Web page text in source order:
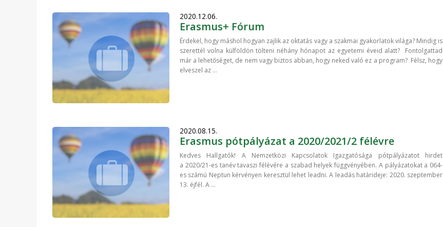
2020.12.06.
Erasmus+ Fórum
Érdekel, hogy máshol hogyan zajlik az oktatás vagy a szakmai gyakorlatok világa? Mindig is
szerettél volna külföldön tölteni néhány hónapot az egyetemi éveid alatt? Fontolgattad
már a lehetőséget, de nem vagy biztos abban, hogy neked való ez a program? Félsz, hogy
elveszel az ...
2020.08.15.
Erasmus pótpályázat a 2020/2021/2 félévre
Kedves Hallgatók! A Nemzetközi Kapcsolatok Igazgatósága pótpályázatot hirdet
a 2020/21-es tanév tavaszi félévére a szabad helyek függvényében. A pályázatokat a 064-
es számú Neptun kérvényen keresztül lehet leadni. A leadás határideje: 2020. szeptember
13. éjfél. A ...